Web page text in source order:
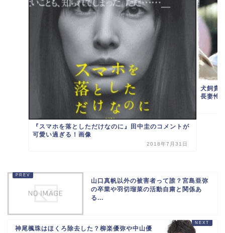
『スマホを落としただけなのに』田中圭のコメントが
可愛い過ぎる！画像
2018年7月31日
犬飼貴
長妻怜
山口真帆以外の被害者って誰？宮島亜弥
の卒業や羽切瑠菜の活動自粛と関係あ
る...
神尾楓珠はほくろ除去した？柳楽優弥や中山優